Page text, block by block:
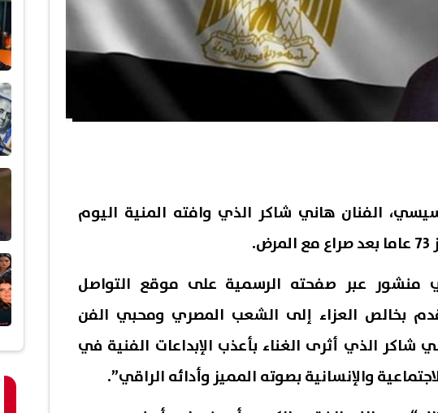
الفنان هاني شاكر الذي وافته المنية اليوم
عبر صفحته الرسمية على موقع التواصل
بخالص العزاء إلى الشعب المصري ومحبي الفن
شاكر الذي أثرى الغناء بأعذب الإبداعات الفنية في
والإنسانية بصوته المميز وأدائه الراقي”.